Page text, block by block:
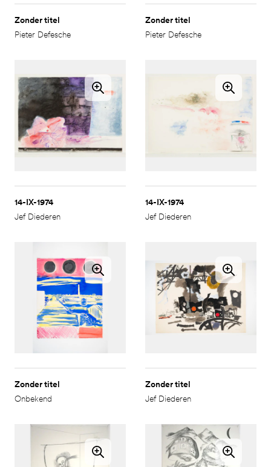
Zonder titel
Pieter Defesche
Zonder titel
Pieter Defesche
14-IX-1974
Jef Diederen
14-IX-1974
Jef Diederen
Zonder titel
Onbekend
Zonder titel
Jef Diederen